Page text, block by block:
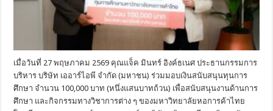
เมื่อวันที่ 27 พฤษภาคม 2569 คุณแจ็ค มินทร์ อิงค์ธเนศ ประธานกรรมการ
บริหาร บริษัท เออาร์ไอพี จำกัด (มหาชน) ร่วมมอบเงินสนับสนุนทุนการ
ศึกษา จำนวน 100,000 บาท (หนึ่งแสนบาทถ้วน) เพื่อสนับสนุนงานด้านการ
ศึกษา และกิจกรรมทางวิชาการต่าง ๆ ของมหาวิทยาลัยหอการค้าไทย